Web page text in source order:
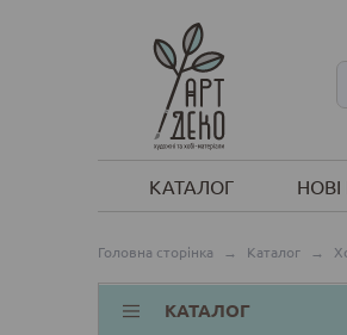
КАТАЛОГ
Головна сторінка → Каталог →
КАТАЛОГ